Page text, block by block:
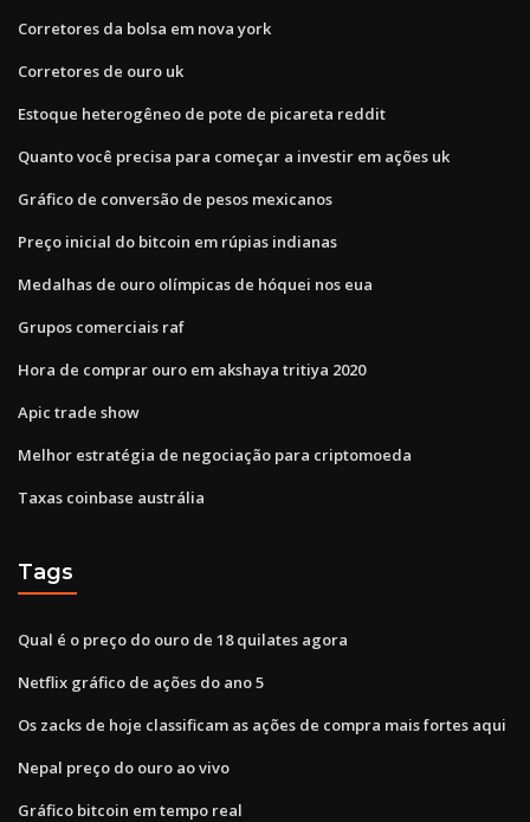
Corretores da bolsa em nova york
Corretores de ouro uk
Estoque heterogêneo de pote de picareta reddit
Quanto você precisa para começar a investir em ações uk
Gráfico de conversão de pesos mexicanos
Preço inicial do bitcoin em rúpias indianas
Medalhas de ouro olímpicas de hóquei nos eua
Grupos comerciais raf
Hora de comprar ouro em akshaya tritiya 2020
Apic trade show
Melhor estratégia de negociação para criptomoeda
Taxas coinbase austrália
Tags
Qual é o preço do ouro de 18 quilates agora
Netflix gráfico de ações do ano 5
Os zacks de hoje classificam as ações de compra mais fortes aqui
Nepal preço do ouro ao vivo
Gráfico bitcoin em tempo real